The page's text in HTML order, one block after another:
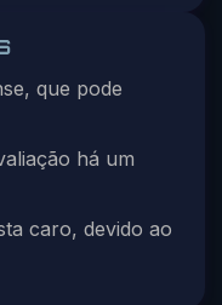
que pode
há um
caro, devido ao